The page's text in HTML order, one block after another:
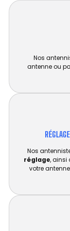
Nos
antenne ou
Nos
réglage, ainsi
votre